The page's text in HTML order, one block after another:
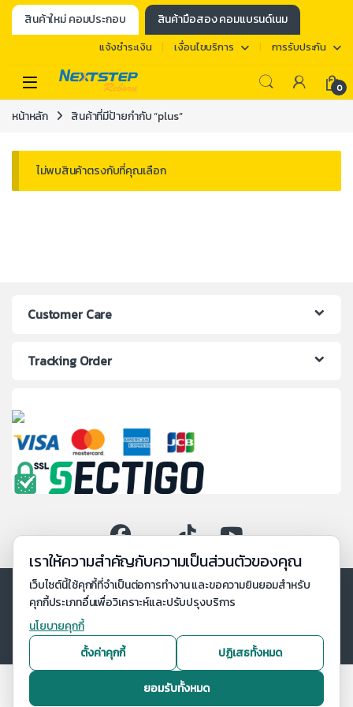
สินค้าใหม่ คอมประกอบ สินค้ามือสอง คอมแบรนด์เนม
แจ้งชำระเงิน เงื่อนไขบริการ การรับประกัน
0
หน้าหลัก สินค้าที่มีป้ายกำกับ “plus”
ไม่พบสินค้าตรงกับที่คุณเลือก
Customer Care
Tracking Order
เราให้ความสำคัญกับความเป็นส่วนตัวของคุณ
เว็บไซต์นี้ใช้คุกกี้ที่จำเป็นต่อการทำงาน และขอความยินยอมสำหรับ
คุกกี้ประเภทอื่นเพื่อวิเคราะห์และปรับปรุงบริการ
นโยบายคุกกี้
ตั้งค่าคุกกี้
ปฏิเสธทั้งหมด
ยอมรับทั้งหมด